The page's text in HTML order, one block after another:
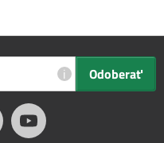
teplotám
tvaru násady
1001574
i Odoberať